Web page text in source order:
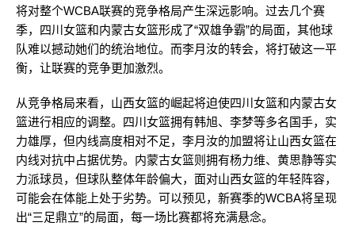
将对整个WCBA联赛的竞争格局产生深远影响。过去几个赛
季，四川女篮和内蒙古女篮形成了“双雄争霸”的局面，其他球
队难以撼动她们的统治地位。而李月汝的转会，将打破这一平
衡，让联赛的竞争更加激烈。
从竞争格局来看，山西女篮的崛起将迫使四川女篮和内蒙古女
篮进行相应的调整。四川女篮拥有韩旭、李梦等多名国手，实
力雄厚，但内线高度相对不足，李月汝的加盟将让山西女篮在
内线对抗中占据优势。内蒙古女篮则拥有杨力维、黄思静等实
力派球员，但球队整体年龄偏大，面对山西女篮的年轻阵容，
可能会在体能上处于劣势。可以预见，新赛季的WCBA将呈现
出“三足鼎立”的局面，每一场比赛都将充满悬念。